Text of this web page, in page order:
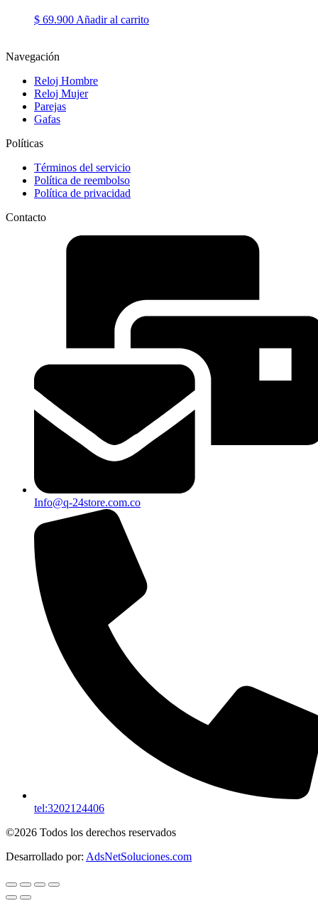
$ 69.900 Añadir al carrito
Navegación
Reloj Hombre
Reloj Mujer
Parejas
Gafas
Políticas
Términos del servicio
Política de reembolso
Política de privacidad
Contacto
Info@q-24store.com.co
tel:3202124406
©2026 Todos los derechos reservados
Desarrollado por: AdsNetSoluciones.com